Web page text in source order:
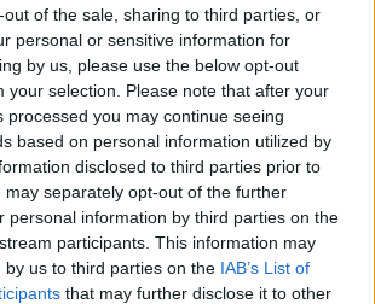
out of the sale, sharing to third parties, or
personal or sensitive information for
by us, please use the below opt-out
your selection. Please note that after your
processed you may continue seeing
based on personal information utilized by
disclosed to third parties prior to
may separately opt-out of the further
personal information by third parties on the
participants. This information may
by us to third parties on the IAB’s List of
that may further disclose it to other
készítendő.
a formákat, ügyelve arra, hogy legalább fél
ráhagyjunk.
varrjuk össze először úgy, hogy a hátoldalon 4-5
hogy a végén az egészet ki tudjuk majd
és bélésanyagból ugyanakkora darabot vágunk,
anyagok sorrendje a következő.
befelé egymásra fordítva, közé téve az akasztó úgy,
majd a fára tesszük befelé lógjon. Az egészre